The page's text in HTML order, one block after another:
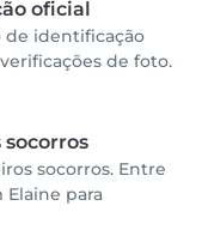
oficial
de identificação
de foto.
socorros. Entre
para